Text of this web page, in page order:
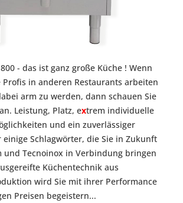
- das ist ganz große Küche ! Wenn
Profis in anderen Restaurants arbeiten
arm zu werden, dann schauen Sie
Leistung, Platz, extrem individuelle
und ein zuverlässiger
Schlagwörter, die Sie in Zukunft
und Tecnoinox in Verbindung bringen
Küchentechnik aus
wird Sie mit ihrer Performance
Preisen begeistern...